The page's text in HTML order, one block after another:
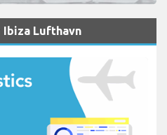
Lufthavn